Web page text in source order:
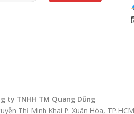
ty TNHH TM Quang Dũng
Thị Minh Khai P. Xuân Hòa, TP.HCM